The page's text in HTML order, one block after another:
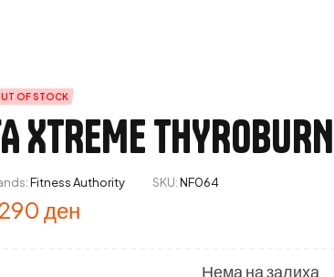
OF STOCK
XTREME THYROBURN
Fitness Authority SKU:NF064
ден
Нема на залиха